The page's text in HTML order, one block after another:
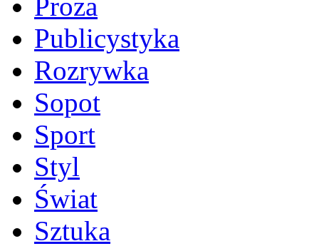
Proza
Publicystyka
Rozrywka
Sopot
Sport
Styl
Świat
Sztuka